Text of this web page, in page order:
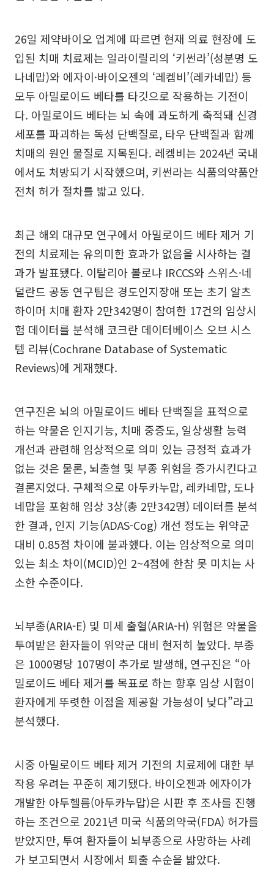
26일 제약바이오 업계에 따르면 현재 의료 현장에 도
입된 치매 치료제는 일라이릴리의 ‘키썬라’(성분명 도
나네맙)와 에자이·바이오젠의 ‘레켐비’(레카네맙) 등
모두 아밀로이드 베타를 타깃으로 작용하는 기전이
다. 아밀로이드 베타는 뇌 속에 과도하게 축적돼 신경
세포를 파괴하는 독성 단백질로, 타우 단백질과 함께
치매의 원인 물질로 지목된다. 레켐비는 2024년 국내
에서도 처방되기 시작했으며, 키썬라는 식품의약품안
전처 허가 절차를 밟고 있다.
최근 해외 대규모 연구에서 아밀로이드 베타 제거 기
전의 치료제는 유의미한 효과가 없음을 시사하는 결
과가 발표됐다. 이탈리아 볼로냐 IRCCS와 스위스·네
덜란드 공동 연구팀은 경도인지장애 또는 초기 알츠
하이머 치매 환자 2만342명이 참여한 17건의 임상시
험 데이터를 분석해 코크란 데이터베이스 오브 시스
템 리뷰(Cochrane Database of Systematic
Reviews)에 게재했다.
연구진은 뇌의 아밀로이드 베타 단백질을 표적으로
하는 약물은 인지기능, 치매 중증도, 일상생활 능력
개선과 관련해 임상적으로 의미 있는 긍정적 효과가
없는 것은 물론, 뇌출혈 및 부종 위험을 증가시킨다고
결론지었다. 구체적으로 아두카누맙, 레카네맙, 도나
네맙을 포함해 임상 3상(총 2만342명) 데이터를 분석
한 결과, 인지 기능(ADAS-Cog) 개선 정도는 위약군
대비 0.85점 차이에 불과했다. 이는 임상적으로 의미
있는 최소 차이(MCID)인 2~4점에 한참 못 미치는 사
소한 수준이다.
뇌부종(ARIA-E) 및 미세 출혈(ARIA-H) 위험은 약물을
투여받은 환자들이 위약군 대비 현저히 높았다. 부종
은 1000명당 107명이 추가로 발생해, 연구진은 “아
밀로이드 베타 제거를 목표로 하는 향후 임상 시험이
환자에게 뚜렷한 이점을 제공할 가능성이 낮다”라고
분석했다.
시중 아밀로이드 베타 제거 기전의 치료제에 대한 부
작용 우려는 꾸준히 제기됐다. 바이오젠과 에자이가
개발한 아두헬름(아두카누맙)은 시판 후 조사를 진행
하는 조건으로 2021년 미국 식품의약국(FDA) 허가를
받았지만, 투여 환자들이 뇌부종으로 사망하는 사례
가 보고되면서 시장에서 퇴출 수순을 밟았다.